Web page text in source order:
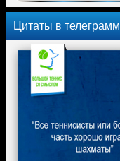
Цитаты в телеграмм